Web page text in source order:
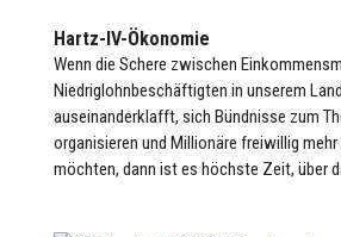
Hartz-IV-Ökonomie
Wenn die Schere zwischen
Niedriglohnbeschäftigten in unserem
auseinanderklafft, sich Bündnisse zum
organisieren und Millionäre freiwillig
möchten, dann ist es höchste Zeit, über